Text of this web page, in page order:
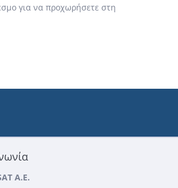
για να προχωρήσετε στη
A.E.